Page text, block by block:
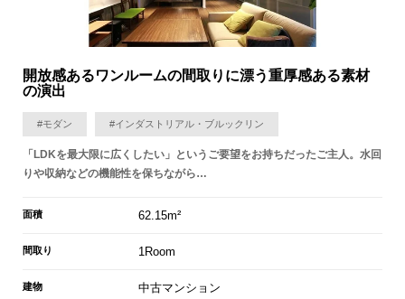
開放感あるワンルームの間取りに漂う重厚感ある素材
の演出
#モダン #インダストリアル・ブルックリン
「LDKを最大限に広くしたい」というご要望をお持ちだったご主人。水回
りや収納などの機能性を保ちながら…
面積 62.15m²
間取り 1Room
建物 中古マンション